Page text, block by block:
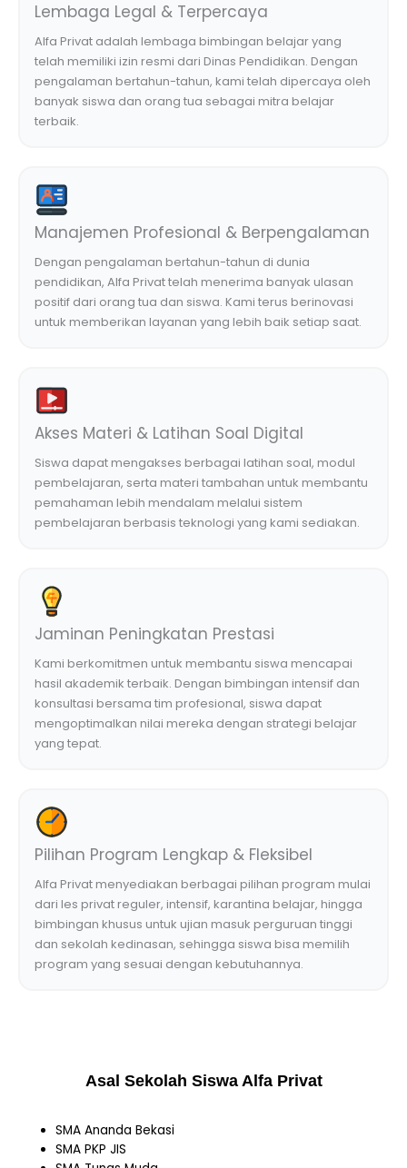
Lembaga Legal & Terpercaya
Alfa Privat adalah lembaga bimbingan belajar yang
telah memiliki izin resmi dari Dinas Pendidikan. Dengan
pengalaman bertahun-tahun, kami telah dipercaya oleh
banyak siswa dan orang tua sebagai mitra belajar
terbaik.
Manajemen Profesional & Berpengalaman
Dengan pengalaman bertahun-tahun di dunia
pendidikan, Alfa Privat telah menerima banyak ulasan
positif dari orang tua dan siswa. Kami terus berinovasi
untuk memberikan layanan yang lebih baik setiap saat.
Akses Materi & Latihan Soal Digital
Siswa dapat mengakses berbagai latihan soal, modul
pembelajaran, serta materi tambahan untuk membantu
pemahaman lebih mendalam melalui sistem
pembelajaran berbasis teknologi yang kami sediakan.
Jaminan Peningkatan Prestasi
Kami berkomitmen untuk membantu siswa mencapai
hasil akademik terbaik. Dengan bimbingan intensif dan
konsultasi bersama tim profesional, siswa dapat
mengoptimalkan nilai mereka dengan strategi belajar
yang tepat.
Pilihan Program Lengkap & Fleksibel
Alfa Privat menyediakan berbagai pilihan program mulai
dari les privat reguler, intensif, karantina belajar, hingga
bimbingan khusus untuk ujian masuk perguruan tinggi
dan sekolah kedinasan, sehingga siswa bisa memilih
program yang sesuai dengan kebutuhannya.
Asal Sekolah Siswa Alfa Privat
SMA Ananda Bekasi
SMA PKP JIS